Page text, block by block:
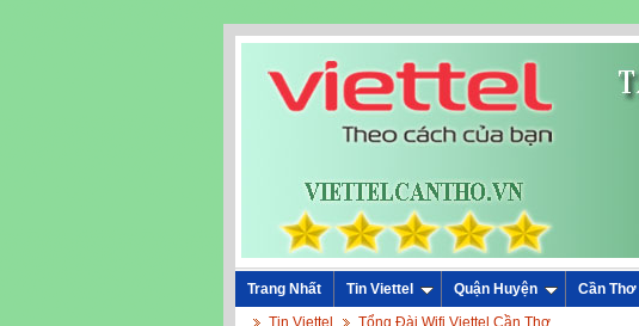
Trang Nhất Tin Viettel Quận Huyện Cần Thơ
Tin Viettel
Tổng Đài Wifi Viettel Cần Thơ